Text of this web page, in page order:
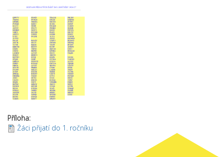
Příloha:
Žáci přijatí do 1. ročníku